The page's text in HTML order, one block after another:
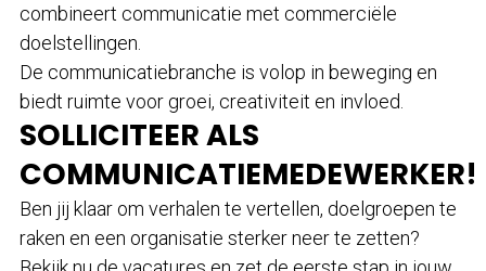
combineert communicatie met commerciële
doelstellingen.
De communicatiebranche is volop in beweging en
biedt ruimte voor groei, creativiteit en invloed.
SOLLICITEER ALS
COMMUNICATIEMEDEWERKER!
Ben jij klaar om verhalen te vertellen, doelgroepen te
raken en een organisatie sterker neer te zetten?